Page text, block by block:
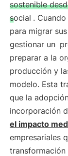
sostenible
social .
para migrar
gestionar un
preparar a la
producción y
modelo. Esta
que la
incorporación
el impacto
empresariales